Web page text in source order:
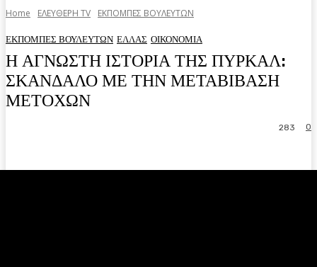
Home ΕΛΕΥΘΕΡΗ ΤV ΕΚΠΟΜΠΕΣ ΒΟΥΛΕΥΤΩΝ
ΕΚΠΟΜΠΕΣ ΒΟΥΛΕΥΤΩΝ ΕΛΛΑΣ ΟΙΚΟΝΟΜΙΑ
Η ΑΓΝΩΣΤΗ ΙΣΤΟΡΙΑ ΤΗΣ ΠΥΡΚΑΛ:
ΣΚΑΝΔΑΛΟ ΜΕ ΤΗΝ ΜΕΤΑΒΙΒΑΣΗ
ΜΕΤΟΧΩΝ
0
283